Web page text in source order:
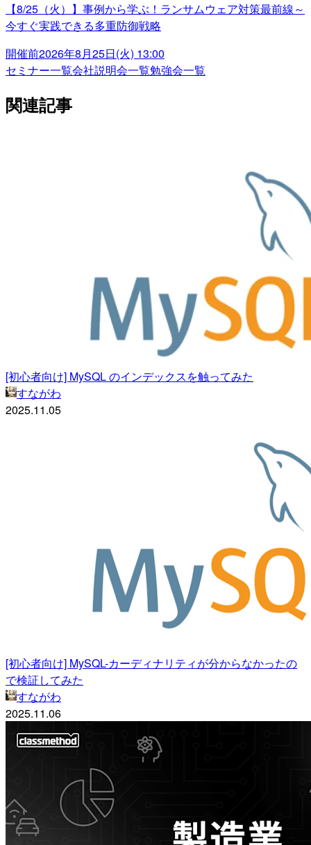
【8/25（火）】事例から学ぶ！ランサムウェア対策最前線～
今すぐ実践できる多重防御戦略
開催前2026年8月25日(火) 13:00
セミナー一覧会社説明会一覧勉強会一覧
関連記事
[初心者向け] MySQL のインデックスを触ってみた
すながわ
2025.11.05
[初心者向け] MySQL-カーディナリティが分からなかったの
で検証してみた
すながわ
2025.11.06